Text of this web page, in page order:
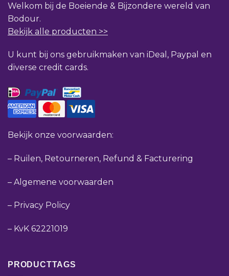
Welkom bij de Boeiende & Bijzondere wereld van
Bodour.
Bekijk alle producten >>
U kunt bij ons gebruikmaken van iDeal, Paypal en
diverse credit cards.
Bekijk onze voorwaarden:
– Ruilen, Retourneren, Refund & Facturering
– Algemene voorwaarden
– Privacy Policy
– KvK 62221019
PRODUCTTAGS